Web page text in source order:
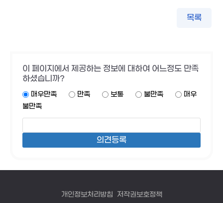
목록
이 페이지에서 제공하는 정보에 대하여 어느정도 만족
하셨습니까?
매우만족 만족 보통 불만족
매우
불만족
개인정보처리방침 저작권보호정책